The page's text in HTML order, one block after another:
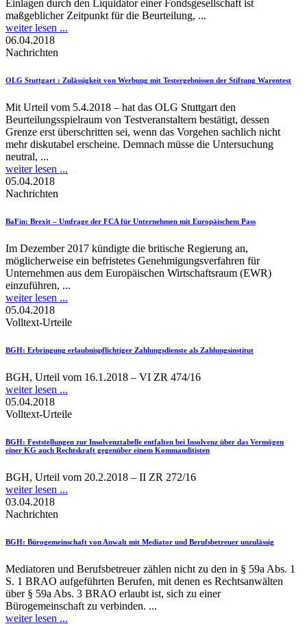
Einlagen durch den Liquidator einer Fondsgesellschaft ist
maßgeblicher Zeitpunkt für die Beurteilung, ...
weiter lesen ...
06.04.2018
Nachrichten
OLG Stuttgart : Zulässigkeit von Werbung mit Testergebnissen der Stiftung Warentest
Mit Urteil vom 5.4.2018 – hat das OLG Stuttgart den
Beurteilungsspielraum von Testveranstaltern bestätigt, dessen
Grenze erst überschritten sei, wenn das Vorgehen sachlich nicht
mehr diskutabel erscheine. Demnach müsse die Untersuchung
neutral, ...
weiter lesen ...
05.04.2018
Nachrichten
BaFin: Brexit – Umfrage der FCA für Unternehmen mit Europäischem Pass
Im Dezember 2017 kündigte die britische Regierung an,
möglicherweise ein befristetes Genehmigungsverfahren für
Unternehmen aus dem Europäischen Wirtschaftsraum (EWR)
einzuführen, ...
weiter lesen ...
05.04.2018
Volltext-Urteile
BGH: Erbringung erlaubnispflichtiger Zahlungsdienste als Zahlungsinstitut
BGH, Urteil vom 16.1.2018 – VI ZR 474/16
weiter lesen ...
05.04.2018
Volltext-Urteile
BGH: Feststellungen zur Insolvenztabelle entfalten bei Insolvenz über das Vermögen
einer KG auch Rechtskraft gegenüber einem Kommanditisten
BGH, Urteil vom 20.2.2018 – II ZR 272/16
weiter lesen ...
03.04.2018
Nachrichten
BGH: Bürogemeinschaft von Anwalt mit Mediator und Berufsbetreuer unzulässig
Mediatoren und Berufsbetreuer zählen nicht zu den in § 59a Abs. 1
S. 1 BRAO aufgeführten Berufen, mit denen es Rechtsanwälten
über § 59a Abs. 3 BRAO erlaubt ist, sich zu einer
Bürogemeinschaft zu verbinden. ...
weiter lesen ...